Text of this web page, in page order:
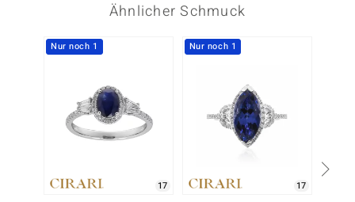
Dritter Edelstein
Karatgewicht Summe
Rundschliff
Krappenfassung Kambodscha
Vierter Edelstein
Ähnlicher Schmuck
Nur noch 1
17
Nur noch 1
17